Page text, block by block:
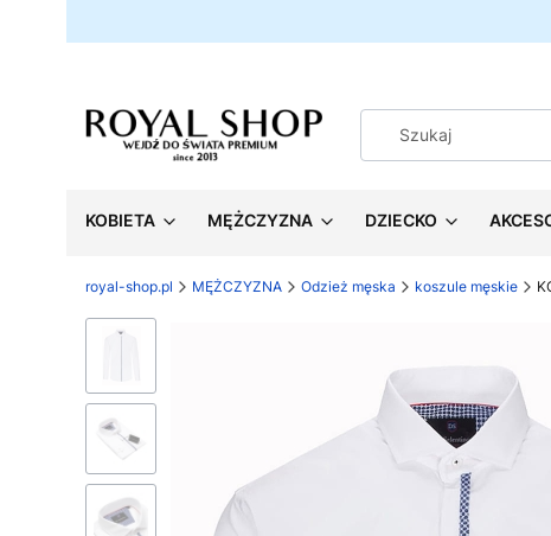
KOBIETA MĘŻCZYZNA DZIECKO
royal-shop.pl MĘŻCZYZNA Odzież męska koszule męskie